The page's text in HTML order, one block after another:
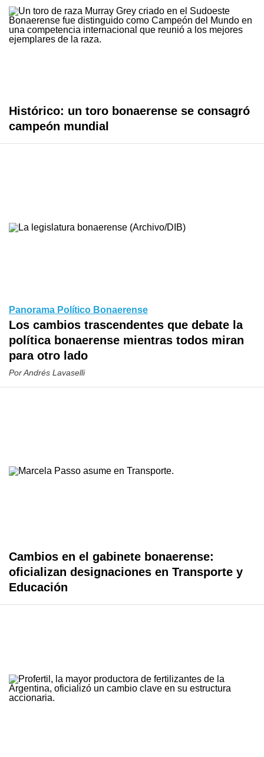
Histórico: un toro bonaerense se consagró
campeón mundial
Panorama Político Bonaerense
Los cambios trascendentes que debate la
política bonaerense mientras todos miran
para otro lado
PorAndrés Lavaselli
Cambios en el gabinete bonaerense:
oficializan designaciones en Transporte y
Educación